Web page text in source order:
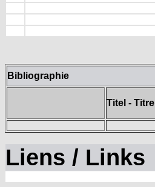
Bibliographie
Titel - Titre
Liens / Links